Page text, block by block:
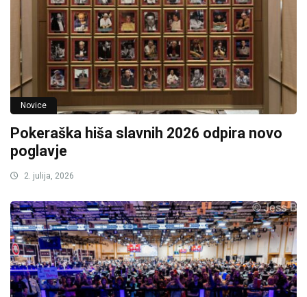
Novice
Pokeraška hiša slavnih 2026 odpira novo
poglavje
2. julija, 2026